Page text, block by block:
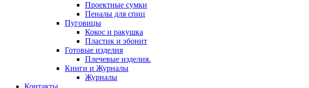
Проектные сумки
Пеналы для спиц
Пуговицы
Кокос и ракушка
Пластик и эбонит
Готовые изделия
Плечевые изделия.
Книги и Журналы
Журналы
Контакты